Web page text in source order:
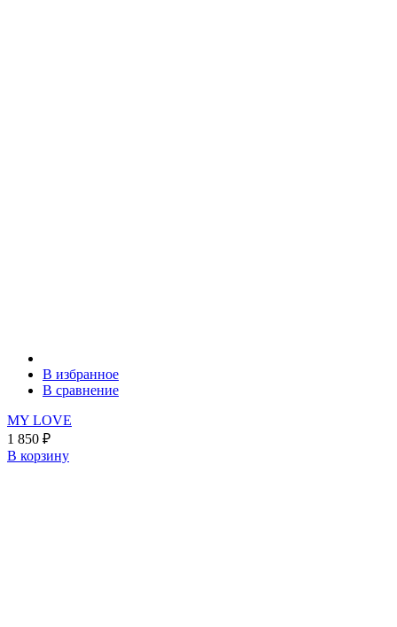
В избранное
В сравнение
MY LOVE
1 850 ₽
В корзину